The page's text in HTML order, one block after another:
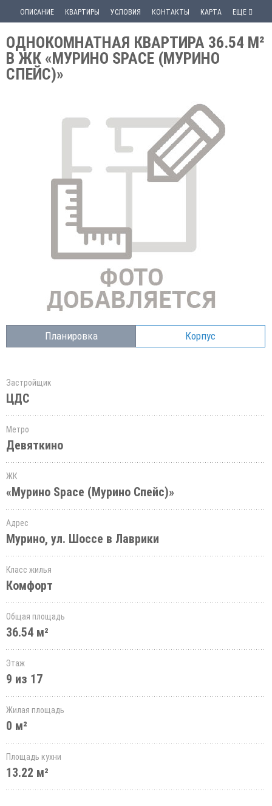
ОПИСАНИЕ КВАРТИРЫ УСЛОВИЯ КОНТАКТЫ КАРТА ЕЩЕ
ОДНОКОМНАТНАЯ КВАРТИРА 36.54 М²
В ЖК «МУРИНО SPACE (МУРИНО
СПЕЙС)»
Планировка Корпус
Застройщик
ЦДС
Метро
Девяткино
ЖК
«Мурино Space (Мурино Спейс)»
Адрес
Мурино, ул. Шоссе в Лаврики
Класс жилья
Комфорт
Общая площадь
36.54 м²
Этаж
9 из 17
Жилая площадь
0 м²
Площадь кухни
13.22 м²